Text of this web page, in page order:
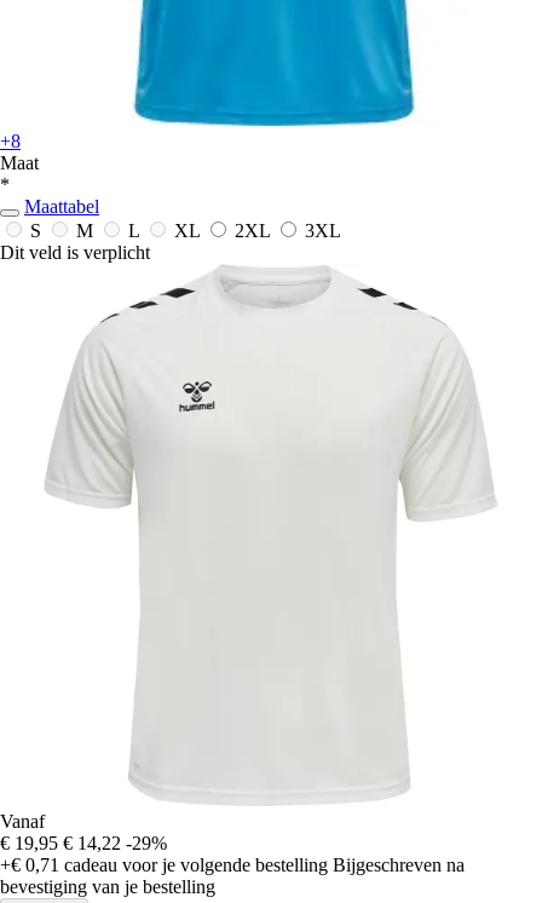
+8
Maat
*
Maattabel
S
M L XL 2XL
3XL
Dit veld is verplicht
Vanaf
€ 19,95 € 14,22 -29%
+€ 0,71 cadeau voor je volgende bestelling Bijgeschreven na
bevestiging van je bestelling